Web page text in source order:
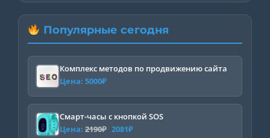
Популярные сегодня
Комплекс методов по продвижению сайта
Цена: 5000₽
Смарт-часы с кнопкой SOS
Цена: 2190₽ Первоначальная
2081₽Текущая